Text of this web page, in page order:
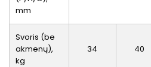
mm
Svoris (be
akmenų),
kg
34 40